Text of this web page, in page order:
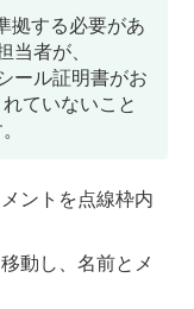
拠する必要があ
当者が、
ール証明書がお
ていないこと
ントを点線枠内
動し、名前とメ